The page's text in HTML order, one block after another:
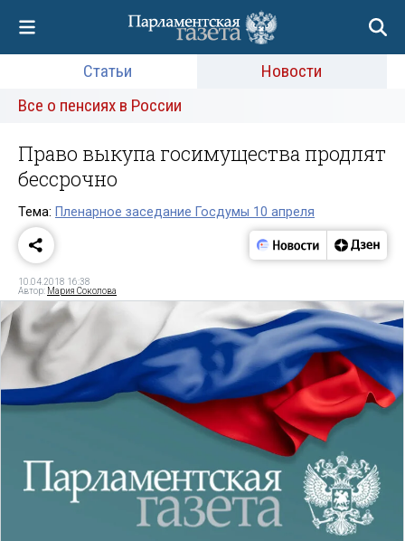
Статьи
Новости
Все о пенсиях в России
Право выкупа госимущества продлят
бессрочно
Тема: Пленарное заседание Госдумы 10 апреля
10.04.2018 16:38
Автор: Мария Соколова